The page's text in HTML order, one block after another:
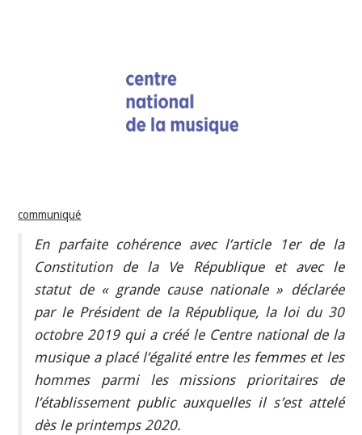
communiqué
En parfaite cohérence avec l’article 1er de la
Constitution de la Ve République et avec le
statut de « grande cause nationale » déclarée
par le Président de la République, la loi du 30
octobre 2019 qui a créé le Centre national de la
musique a placé l’égalité entre les femmes et les
hommes parmi les missions prioritaires de
l’établissement public auxquelles il s’est attelé
dès le printemps 2020.